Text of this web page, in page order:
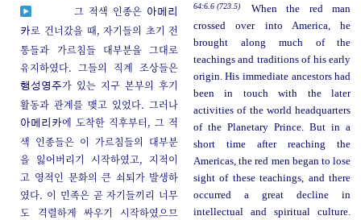
그 적색 인종은 아메리
카로 건너갔을 때, 자기들의 초기 전
통들과 가르침들 대부분을 그대로
유지하였다. 그들의 직계 조상들은
행성영주가 있는 지구 본부의 후기
활동과 관계를 맺고 있었다. 그러나
아메리카에 도착한 직후부터, 그 적
색 인종들은 이 가르침들의 대부분
을 잃어버리기 시작하였고, 지적이
고 영적인 문화의 큰 쇠퇴가 발생하
였다. 이 민족은 곧 자기들끼리 너무
도 격렬하게 싸우기 시작하였으므
64:6.6 (723.5)
When the red man
crossed over into America, he
brought along much of the
teachings and traditions of his early
origin. His immediate ancestors had
been in touch with the later
activities of the world headquarters
of the Planetary Prince. But in a
short time after reaching the
Americas, the red men began to lose
sight of these teachings, and there
occurred a great decline in
intellectual and spiritual culture.